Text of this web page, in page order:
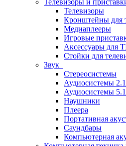
Телевизоры и
Телевизоры
Кронштейны для
Медиаплееры
Игровые
Аксессуары для
Стойки для
Звук
Стереосистемы
Аудиосистемы 2.1
Аудиосистемы 5.1
Наушники
Плеера
Портативная
Саундбары
Компьютерная